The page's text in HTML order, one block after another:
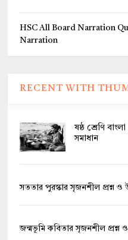
HSC All Board Narration
Narration
RECENT WITH
ষষ্ঠ শ্রেণি
সমাধান
সততার পুরস্কার সৃজনশীল প্রশ্ন ও
জন্মভূমি কবিতার সৃজনশীল প্রশ্ন